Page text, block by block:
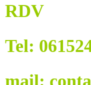
RDV
Tel:
mail: